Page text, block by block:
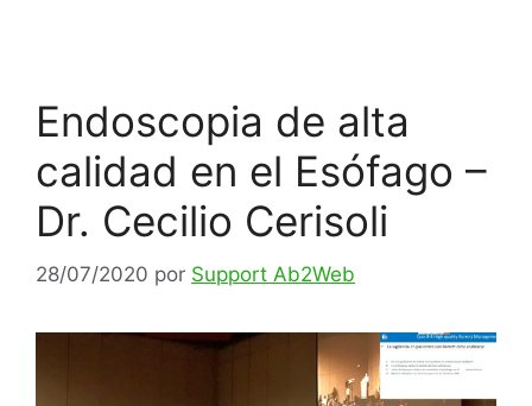
Endoscopia de alta
calidad en el Esófago –
Dr. Cecilio Cerisoli
28/07/2020 por Support Ab2Web